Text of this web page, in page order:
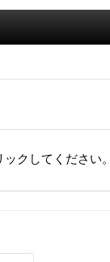
クしてください